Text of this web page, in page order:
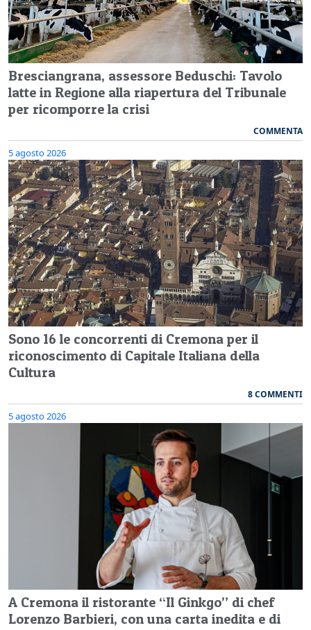
Bresciangrana, assessore Beduschi: Tavolo
latte in Regione alla riapertura del Tribunale
per ricomporre la crisi
COMMENTA
5 agosto 2026
Sono 16 le concorrenti di Cremona per il
riconoscimento di Capitale Italiana della
Cultura
8 COMMENTI
5 agosto 2026
A Cremona il ristorante “Il Ginkgo” di chef
Lorenzo Barbieri, con una carta inedita e di